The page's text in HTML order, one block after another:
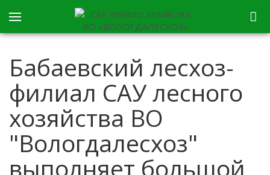
Бабаевский лесхоз-
филиал САУ лесного
хозяйства ВО
"Вологдалесхоз"
выполняет большой